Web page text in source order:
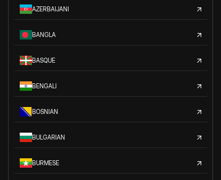
AZERBAIJANI
BANGLA
BASQUE
BENGALI
BOSNIAN
BULGARIAN
BURMESE